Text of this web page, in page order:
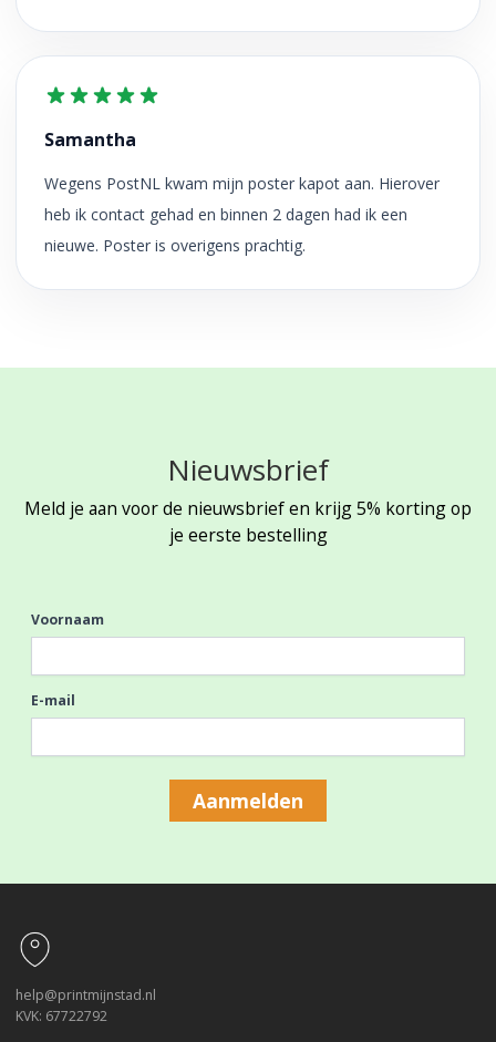
Samantha
Wegens PostNL kwam mijn poster kapot aan. Hierover
heb ik contact gehad en binnen 2 dagen had ik een
nieuwe. Poster is overigens prachtig.
Nieuwsbrief
Meld je aan voor de nieuwsbrief en krijg 5% korting op
je eerste bestelling
Voornaam
E-mail
Aanmelden
help@printmijnstad.nl
KVK: 67722792